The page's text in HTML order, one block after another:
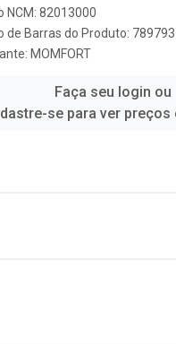
NCM: 82013000
de Barras do Produto:
MOMFORT
Faça seu login ou
se para ver preços